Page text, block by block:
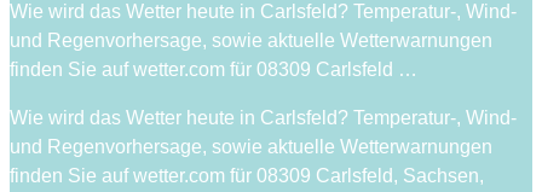
Wie wird das Wetter heute in Carlsfeld? Temperatur-, Wind-
und Regenvorhersage, sowie aktuelle Wetterwarnungen
finden Sie auf wetter.com für 08309 Carlsfeld …
Wie wird das Wetter heute in Carlsfeld? Temperatur-, Wind-
und Regenvorhersage, sowie aktuelle Wetterwarnungen
finden Sie auf wetter.com für 08309 Carlsfeld, Sachsen,